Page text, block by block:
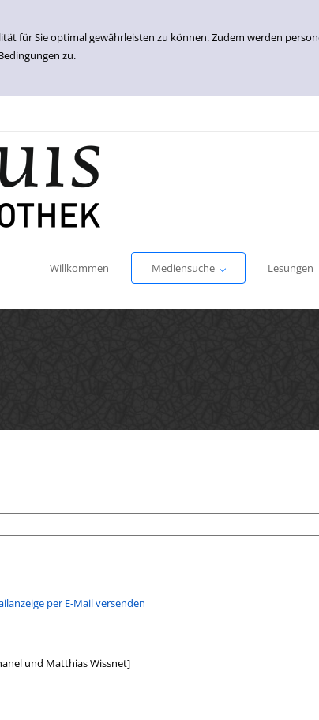
für Sie optimal gewährleisten zu können. Zudem werden
zu.
Willkommen
Mediensuche
Lesungen
per E-Mail versenden
und Matthias Wissnet]